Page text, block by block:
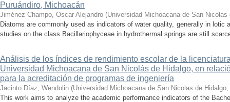
Puruándiro, Michoacán
Jiménez Champo, Oscar Alejandro (Universidad Michoacana de San Nicolas
Diatoms are commonly used as indicators of water quality, generally in
studies on the class Bacillariophyceae in hydrothermal springs are still
Análisis de los índices de rendimiento escolar de la
Universidad Michoacana de San Nicolás de Hidalgo, en
para la acreditación de programas de ingeniería
Jacinto Díaz, Wendolin (Universidad Michoacana de San Nicolas de Hidalgo,
This work aims to analyze the academic performance indicators of the